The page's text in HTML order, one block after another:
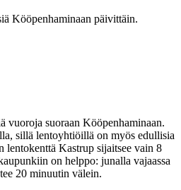
Kööpenhaminaan päivittäin.
vuoroja suoraan Kööpenhaminaan.
sillä lentoyhtiöillä on myös edullisia
lentokenttä Kastrup sijaitsee vain 8
on helppo: junalla vajaassa
20 minuutin välein.